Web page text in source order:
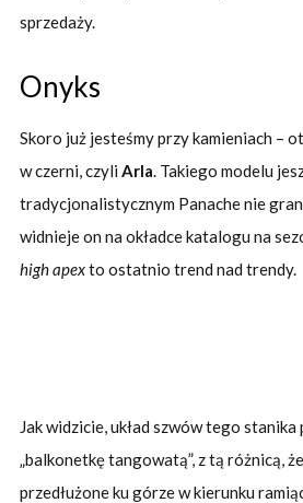
sprzedaży.
Onyks
Skoro już jesteśmy przy kamieniach –
w czerni, czyli Arla . Takiego modelu
tradycjonalistycznym Panache nie
widnieje on na okładce katalogu na
high apexto ostatnio trend nad trendy.
Jak widzicie, układ szwów tego stanika
„balkonetkę tangowatą”, z tą różnicą,
przedłużone ku górze w kierunku